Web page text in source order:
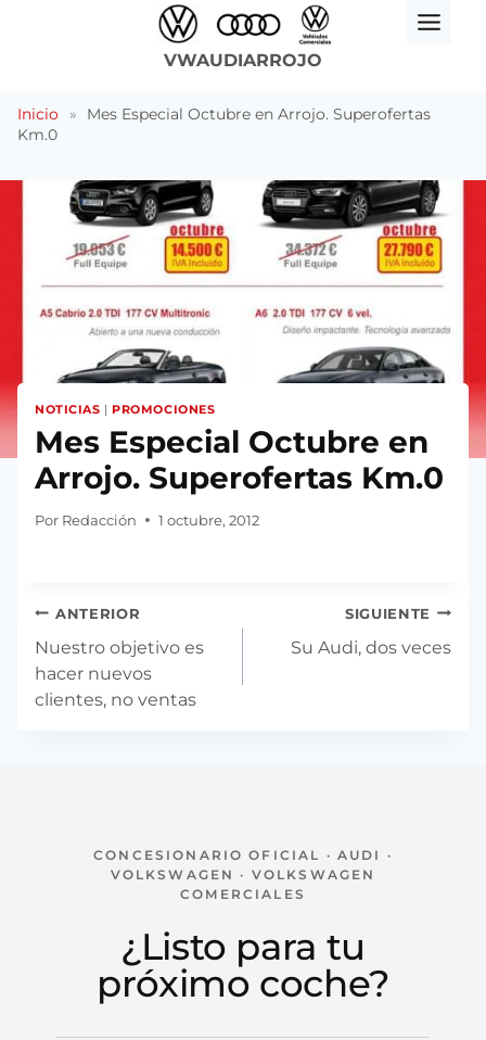
VWAUDIARROJO
Inicio »
Mes Especial Octubre en Arrojo. Superofertas
Km.0
NOTICIAS | PROMOCIONES
Mes Especial Octubre en
Arrojo. Superofertas Km.0
Por Redacción 1 octubre, 2012
Navegación
de
entradas
ANTERIOR
Nuestro objetivo es
hacer nuevos
clientes, no ventas
SIGUIENTE
Su Audi, dos veces
CONCESIONARIO OFICIAL · AUDI ·
VOLKSWAGEN · VOLKSWAGEN
COMERCIALES
¿Listo para tu
próximo coche?